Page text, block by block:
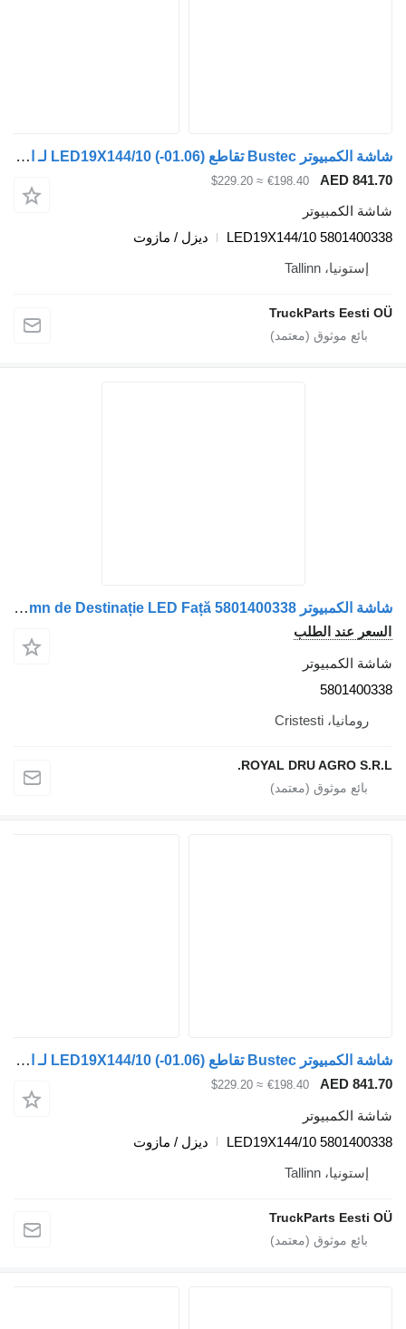
شاشة الكمبيوتر Bustec تقاطع (01.06-) LED19X144/10 لـ الباصات Irisbus Arway, Crossway, Crealis, Magelys, Proway, Daily Tourys (2006-)
€198.40
≈ $229.20
LED19X144/10
ديزل / مازوت
TruckParts
شاشة الكمبيوتر Semn de Destinație LED Față 5801400338 لـ الباصات Irisbus
الطلب
ROYAL DRU
شاشة الكمبيوتر Bustec تقاطع (01.06-) LED19X144/10 لـ الباصات Irisbus Arway, Crossway, Crealis, Magelys, Proway, Daily Tourys (2006-)
€198.40
≈ $229.20
LED19X144/10
ديزل / مازوت
TruckParts